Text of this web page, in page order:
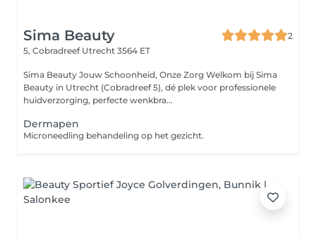
Sima Beauty
2
5, Cobradreef Utrecht 3564 ET
Sima Beauty Jouw Schoonheid, Onze Zorg Welkom bij Sima
Beauty in Utrecht (Cobradreef 5), dé plek voor professionele
huidverzorging, perfecte wenkbra...
Dermapen
Microneedling behandeling op het gezicht.